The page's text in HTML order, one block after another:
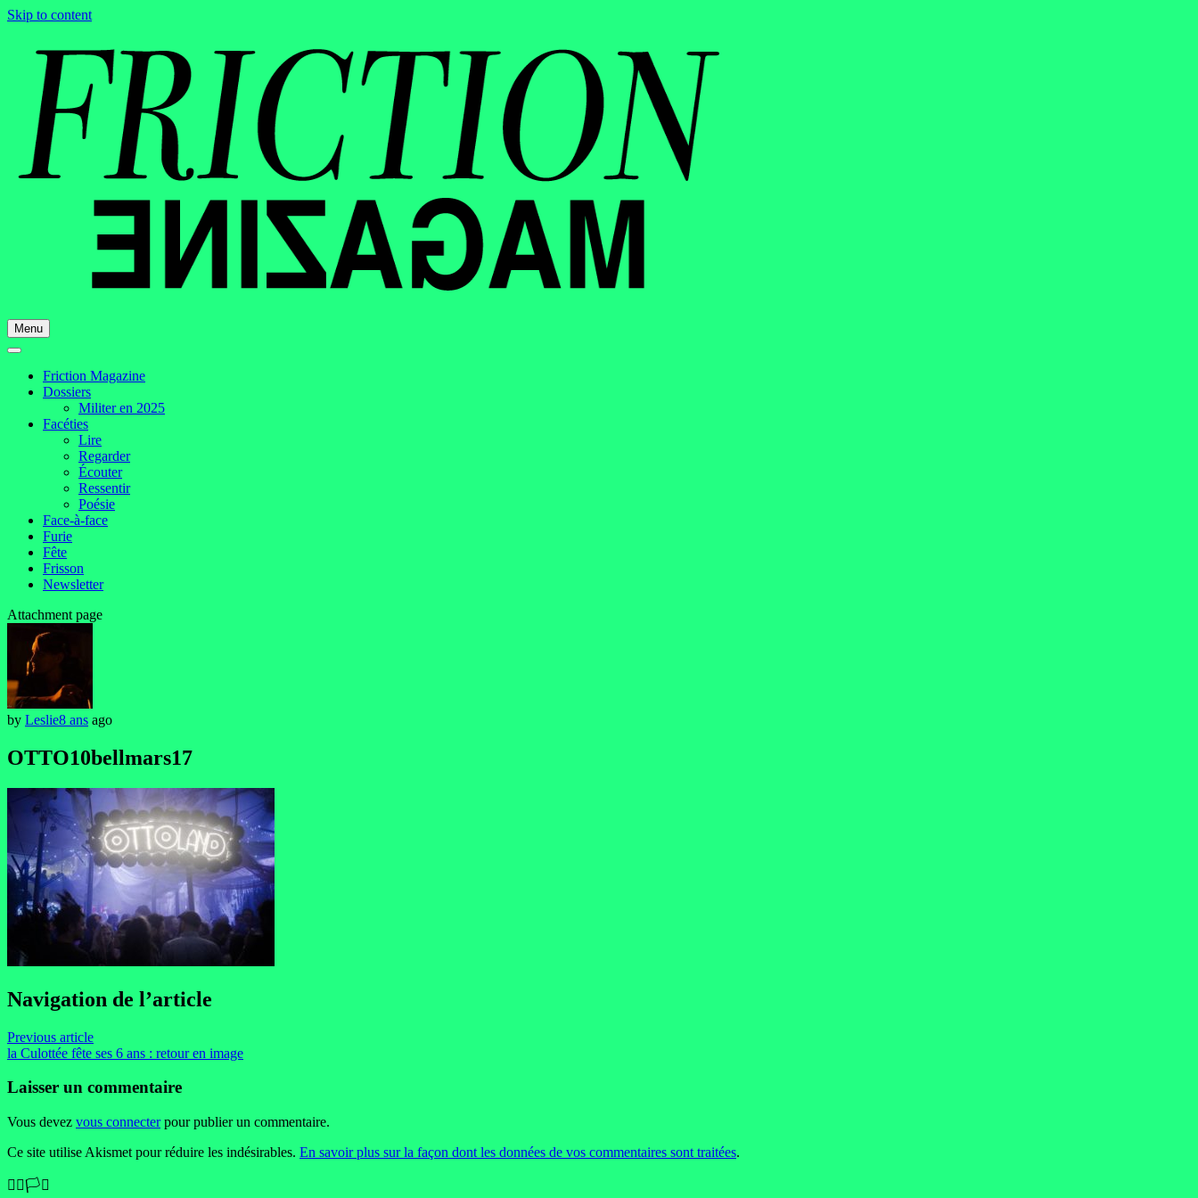
Skip to content
Menu
Friction Magazine
Dossiers
Militer en 2025
Facéties
Lire
Regarder
Écouter
Ressentir
Poésie
Face-à-face
Furie
Fête
Frisson
Newsletter
Attachment page
by Leslie8 ans ago
OTTO10bellmars17
Navigation de l’article
Previous article
la Culottée fête ses 6 ans : retour en image
Laisser un commentaire
Vous devez vous connecterpour publier un commentaire.
Ce site utilise Akismet pour réduire les indésirables. En savoir plus sur la façon dont les données de vos commentaires sont traitées.
🏳️‍🌈🏳️‍⚧️